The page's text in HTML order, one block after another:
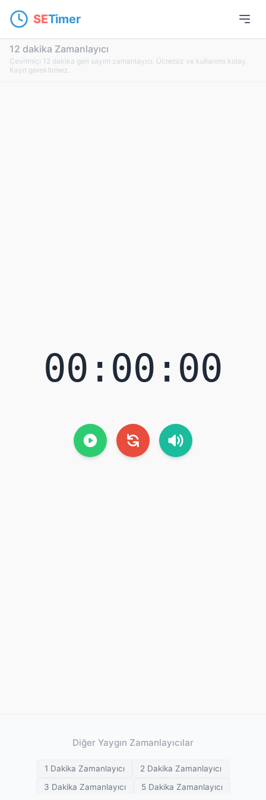
SETimer
12 dakika Zamanlayıcı
Çevrimiçi 12 dakika geri sayım zamanlayıcı. Ücretsiz ve kullanımı kolay.
Kayıt gerektirmez.
00:00:00
Diğer Yaygın Zamanlayıcılar
1 Dakika Zamanlayıcı
2 Dakika Zamanlayıcı
3 Dakika Zamanlayıcı
5 Dakika Zamanlayıcı